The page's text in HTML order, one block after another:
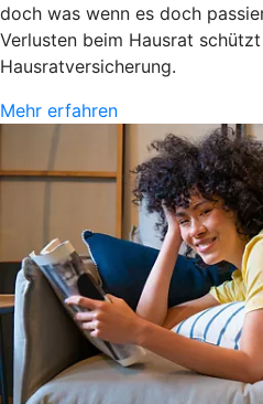
doch was wenn es doch
Verlusten beim Hausrat
Hausratversicherung.
Mehr erfahren